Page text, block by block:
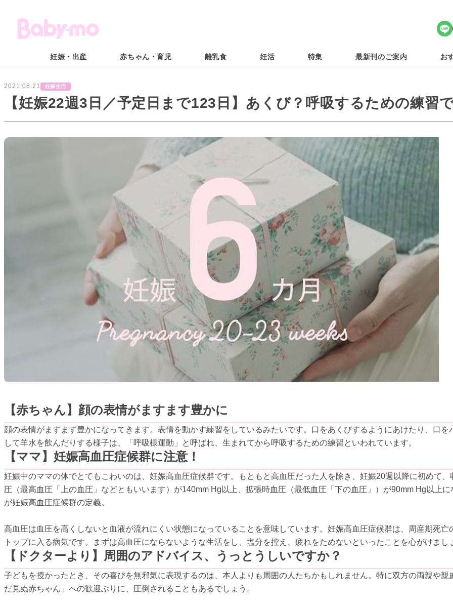
Share Icon
妊娠・出産 赤ちゃん・育児 離乳食 妊活 特集 最新刊のご案内 お
2021.08.21 妊娠生活
【妊娠22週3日／予定日まで123日】あくび？呼吸するための練習
【赤ちゃん】顔の表情がますます豊かに
顔の表情がますます豊かになってきます。表情を動かす練習をしているみたいです。口をあくびするようにあけたり、口を
して羊水を飲んだりする様子は、「呼吸様運動」と呼ばれ、生まれてから呼吸するための練習といわれています。
【ママ】妊娠高血圧症候群に注意！
妊娠中のママの体でとてもこわいのは、妊娠高血圧症候群です。もともと高血圧だった人を除き、妊娠20週以降に初めて、
圧（最高血圧「上の血圧」などともいいます）が140mm Hg以上、拡張時血圧（最低血圧「下の血圧」）が90mm Hg以上に
が妊娠高血圧症候群の定義。
高血圧は血圧を高くしないと血液が流れにくい状態になっていることを意味しています。妊娠高血圧症候群は、周産期死亡
トップに入る病気です。まずは高血圧にならないような生活をし、塩分を控え、疲れをためないといったことを心がけまし
【ドクターより】周囲のアドバイス、うっとうしいですか？
子どもを授かったとき、その喜びを無邪気に表現するのは、本人よりも周囲の人たちかもしれません。特に双方の両親や親
だ見ぬ赤ちゃん」への歓迎ぶりに、圧倒されることもあるでしょう。